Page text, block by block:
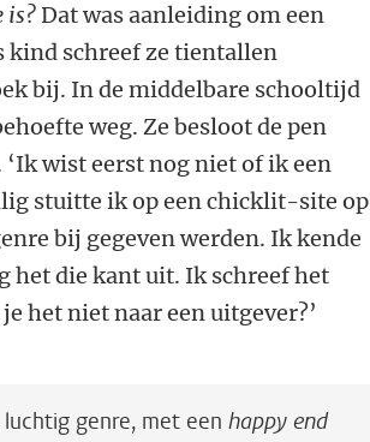
is?Dat was aanleiding om een
kind schreef ze tientallen
bij. In de middelbare schooltijd
weg. Ze besloot de pen
‘Ik wist eerst nog niet of ik een
stuitte ik op een chicklit-site op
bij gegeven werden. Ik kende
het die kant uit. Ik schreef het
het niet naar een uitgever?’
luchtig genre, met eenhappy end